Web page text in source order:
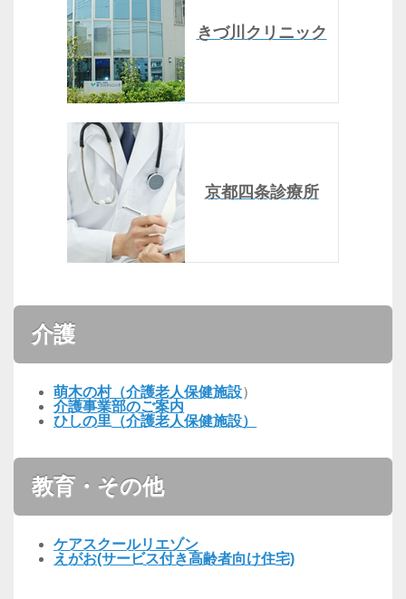
きづ川クリニック
京都四条診療所
介護
萌木の村（介護老人保健施設）
介護事業部のご案内
ひしの里（介護老人保健施設）
教育・その他
ケアスクールリエゾン
えがお(サービス付き高齢者向け住宅)